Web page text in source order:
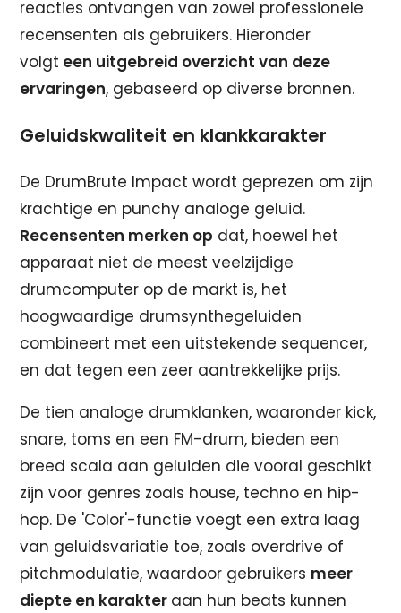
reacties ontvangen van zowel professionele
recensenten als gebruikers. Hieronder
volgt een uitgebreid overzicht van deze
ervaringen, gebaseerd op diverse bronnen.
Geluidskwaliteit en klankkarakter
De DrumBrute Impact wordt geprezen om zijn
krachtige en punchy analoge geluid.
Recensenten merken op dat, hoewel het
apparaat niet de meest veelzijdige
drumcomputer op de markt is, het
hoogwaardige drumsynthegeluiden
combineert met een uitstekende sequencer,
en dat tegen een zeer aantrekkelijke prijs.
De tien analoge drumklanken, waaronder kick,
snare, toms en een FM-drum, bieden een
breed scala aan geluiden die vooral geschikt
zijn voor genres zoals house, techno en hip-
hop. De 'Color'-functie voegt een extra laag
van geluidsvariatie toe, zoals overdrive of
pitchmodulatie, waardoor gebruikers meer
diepte en karakter aan hun beats kunnen